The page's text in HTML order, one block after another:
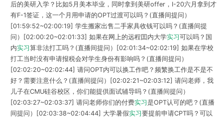
后的美研入学？比如5月美本毕业，同时拿到美研offer，I-20六月拿到才
有F-1签证，这一个月用申请的OPT过渡可以吗？(直播间提问）
[01:59:52~02:00:19] 学生搬家出售二手家具收钱可以吗？(直播间提
问）[02:00:20~02:01:33] 如果在网上的远程囯内大学实习可以吗？国
内实习算非法打工吗？(直播间提问）[02:01:34~02:02:19] 如果在学校
打工当时没有申请报税会对学生身份有影响吗？(直播间提问）
[02:02:20~02:02:44] 请问OPT内可以换工作吧？频繁换工作是不是不
好？需要注意什么？(直播间提问）[02:02:21~02:03:12] 请问老师，我
儿子在CMU硅谷校区，你们能提供面试辅导吗？(直播间提问）
[02:03:27~02:03:37] 请问老师你们的付费实习是OPT认可的吧？(直播
间提问）[02:03:38~02:04:44] 大学暑假实习要提前申请CPT吗？可以